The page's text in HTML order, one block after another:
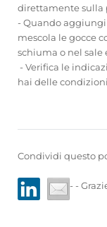
direttamente sulla
- Quando
mescola le gocce
schiuma o nel
- Verifica le
hai delle
Condividi questo
- -